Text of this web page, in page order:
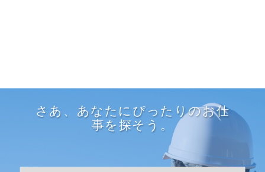
さあ、あなたにぴったりのお仕
事を探そう。